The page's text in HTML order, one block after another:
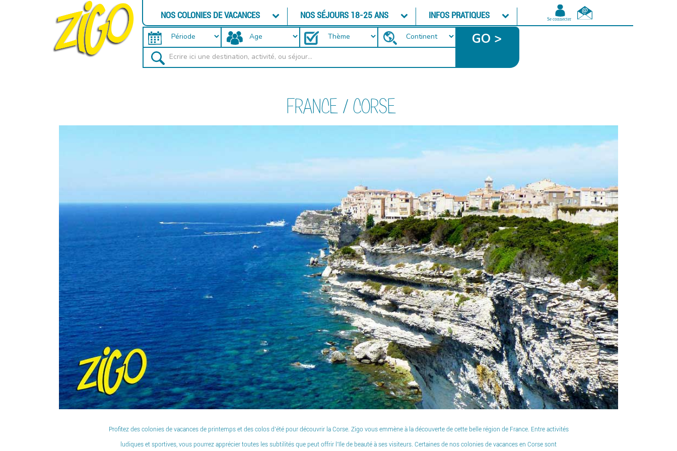
NOS COLONIES DE VACANCES NOS SÉJOURS 18-25 ANS INFOS PRATIQUES
GO >
FRANCE / CORSE
Profitez des colonies de vacances de printemps et des colos d’été pour découvrir la Corse. Zigo vous emmène à la découverte de cette belle région de France. Entre activités
ludiques et sportives, vous pourrez apprécier toutes les subtilités que peut offrir l’île de beauté à ses visiteurs. Certaines de nos colonies de vacances en Corse sont